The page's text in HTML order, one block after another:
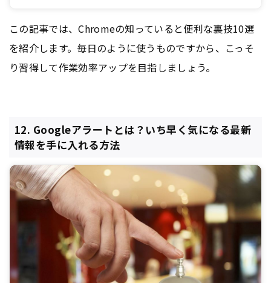
この記事では、Chromeの知っていると便利な裏技10選
を紹介します。毎日のように使うものですから、こっそ
り習得して作業効率アップを目指しましょう。
12. Googleアラートとは？いち早く気になる最新
情報を手に入れる方法